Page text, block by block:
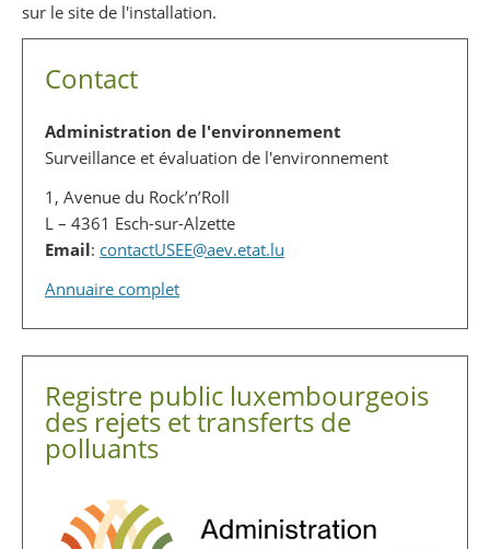
sur le site de l'installation.
Contact
Administration de l'environnement
Surveillance et évaluation de l'environnement
1, Avenue du Rock’n’Roll
L – 4361 Esch-sur-Alzette
Email: contactUSEE@aev.etat.lu
Annuaire complet
Registre public luxembourgeois
des rejets et transferts de
polluants